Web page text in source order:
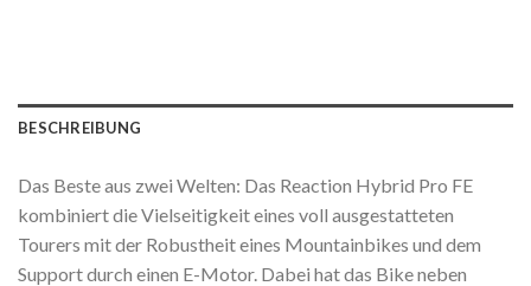
BESCHREIBUNG
Das Beste aus zwei Welten: Das Reaction Hybrid Pro FE
kombiniert die Vielseitigkeit eines voll ausgestatteten
Tourers mit der Robustheit eines Mountainbikes und dem
Support durch einen E-Motor. Dabei hat das Bike neben